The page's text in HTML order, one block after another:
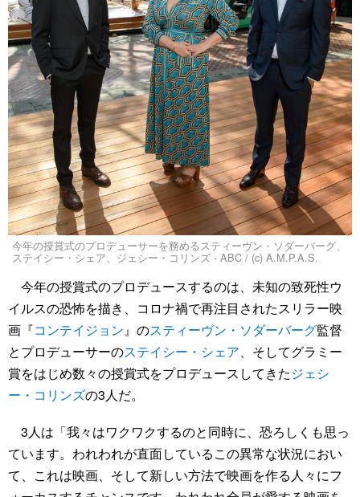
今年の授賞式のプロデューサーを務めるスティーヴン・ソダーバーグ、
ステイシー・シェア、ジェシー・コリンズ - ABC / (c) A.M.P.A.S.
今年の授賞式のプロデュースするのは、未知の致死性ウ
イルスの恐怖を描き、コロナ禍で再注目されたスリラー映
画『コンテイジョン』のスティーヴン・ソダーバーグ監督
とプロデューサーのステイシー・シェア、そしてグラミー
賞をはじめ数々の授賞式をプロデュースしてきたジェシ
ー・コリンズの3人だ。
3人は「我々はワクワクするのと同時に、恐ろしくも思っ
ています。われわれが直面しているこの異常な状況におい
て、これは映画、そして新しい方法で映画を作る人々にフ